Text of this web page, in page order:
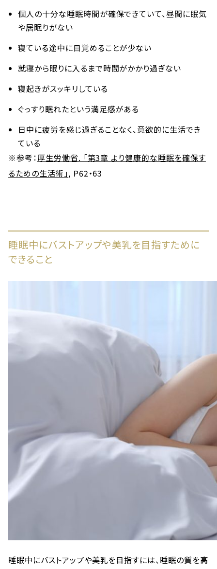
個人の十分な睡眠時間が確保できていて、昼間に眠気
や居眠りがない
寝ている途中に目覚めることが少ない
就寝から眠りに入るまで時間がかかり過ぎない
寝起きがスッキリしている
ぐっすり眠れたという満足感がある
日中に疲労を感じ過ぎることなく、意欲的に生活でき
ている
※参考：厚生労働省. 「第3章 より健康的な睡眠を確保す
るための生活術」, P62・63
睡眠中にバストアップや美乳を目指すために
できること
睡眠中にバストアップや美乳を目指すには、睡眠の質を高